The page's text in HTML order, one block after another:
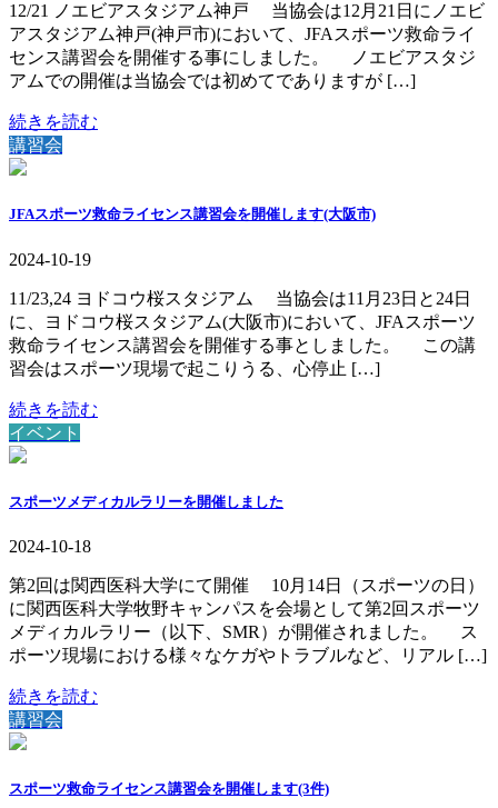
12/21 ノエビアスタジアム神戸 当協会は12月21日にノエビ
アスタジアム神戸(神戸市)において、JFAスポーツ救命ライ
センス講習会を開催する事にしました。 ノエビアスタジ
アムでの開催は当協会では初めてでありますが […]
続きを読む
講習会
JFAスポーツ救命ライセンス講習会を開催します(大阪市)
2024-10-19
11/23,24 ヨドコウ桜スタジアム 当協会は11月23日と24日
に、ヨドコウ桜スタジアム(大阪市)において、JFAスポーツ
救命ライセンス講習会を開催する事としました。 この講
習会はスポーツ現場で起こりうる、心停止 […]
続きを読む
イベント
スポーツメディカルラリーを開催しました
2024-10-18
第2回は関西医科大学にて開催 10月14日（スポーツの日）
に関西医科大学牧野キャンパスを会場として第2回スポーツ
メディカルラリー（以下、SMR）が開催されました。 ス
ポーツ現場における様々なケガやトラブルなど、リアル […]
続きを読む
講習会
スポーツ救命ライセンス講習会を開催します(3件)